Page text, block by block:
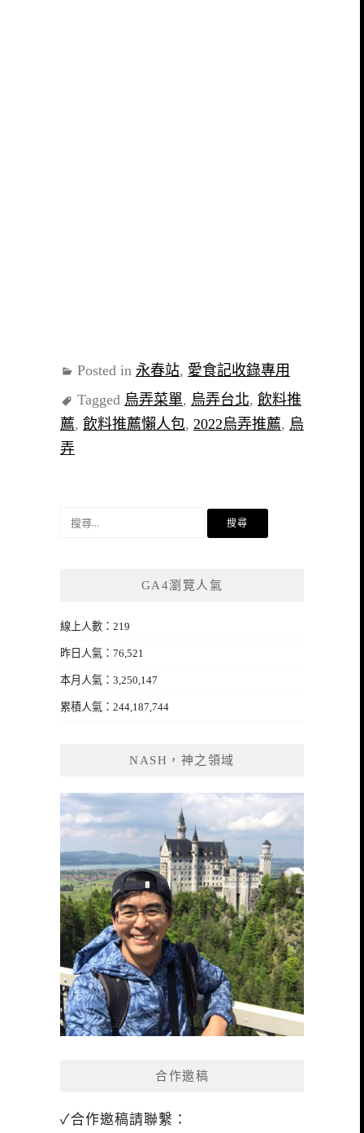
Posted in 永春站, 愛食記收錄專用
Tagged 烏弄菜單, 烏弄台北, 飲料推
薦, 飲料推薦懶人包, 2022烏弄推薦, 烏
弄
GA4瀏覽人氣
線上人數：219
昨日人氣：76,521
本月人氣：3,250,147
累積人氣：244,187,744
NASH，神之領域
合作邀稿
✓合作邀稿請聯繫：